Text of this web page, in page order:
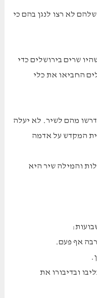
לא רצו לנגן בהם כי
שרים בירושלים כדי
החביאו את כלי
מהם לשיר. לא יעלה
המקדש על אדמה
והמילה שיר היא
ובדיבורו את